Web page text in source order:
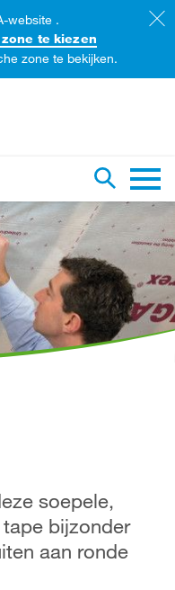
soepele,
bijzonder
aan ronde
website .
te kiezen
zone te bekijken.